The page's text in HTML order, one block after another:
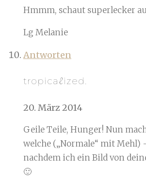
Hmmm, schaut superlecker
Lg Melanie
Antworten
tropicaℓized.
20. März 2014
Geile Teile, Hunger! Nun
welche („Normale“ mit Mehl)
nachdem ich ein Bild von
🙂